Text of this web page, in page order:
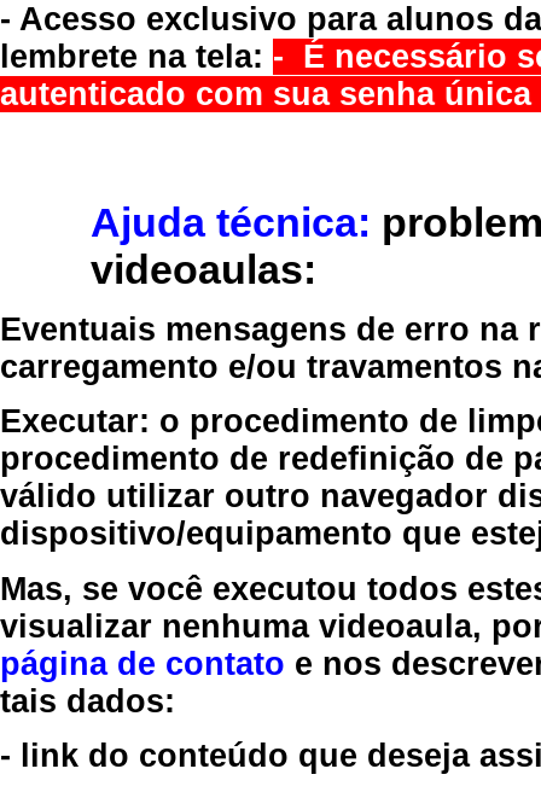
- Acesso exclusivo para alunos
lembrete na tela: - É necessário
autenticado com sua senha
Ajuda técnica:
videoaulas:
Eventuais mensagens de erro
carregamento e/ou travamentos
Executar: o procedimento de
procedimento de redefinição de
válido utilizar outro navegador
dispositivo/equipamento que
Mas, se você executou todos
visualizar nenhuma videoaula,
página de contato e nos
tais dados:
- link do conteúdo que deseja